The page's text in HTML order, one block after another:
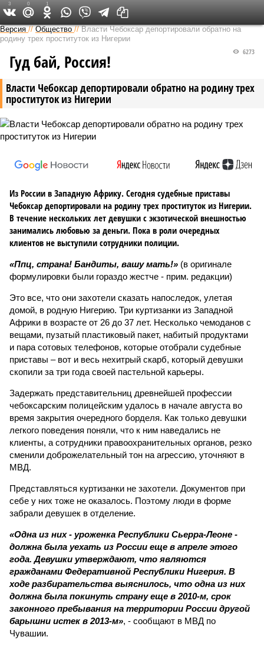
Версия в Чувашии
Версия //Общество //Власти Чебоксар депортировали обратно на
родину трех проституток из Нигерии
Власти Чебоксар депортировали обратно на родину трех
проституток из Нигерии
6273
Гуд бай, Россия!
Из России в Западную Африку. Сегодня судебные приставы
Чебоксар депортировали на родину трех проституток из Нигерии.
В течение нескольких лет девушки с экзотической внешностью
занимались любовью за деньги. Пока в роли очередных
клиентов не выступили сотрудники полиции.
«Ппц, страна! Бандиты, вашу мать!» (в оригинале
формулировки были гораздо жестче - прим. редакции)
Это все, что они захотели сказать напоследок, улетая
домой, в родную Нигерию. Три куртизанки из Западной
Африки в возрасте от 26 до 37 лет. Несколько чемоданов с
вещами, пузатый пластиковый пакет, набитый продуктами
и пара сотовых телефонов, которые отобрали судебные
приставы – вот и весь нехитрый скарб, который девушки
скопили за три года своей пастельной карьеры.
Задержать представительниц древнейшей профессии
чебоксарским полицейским удалось в начале августа во
время закрытия очередного борделя. Как только девушки
легкого поведения поняли, что к ним наведались не
клиенты, а сотрудники правоохранительных органов, резко
сменили доброжелательный тон на агрессию, уточняют в
МВД.
Представляться куртизанки не захотели. Документов при
себе у них тоже не оказалось. Поэтому люди в форме
забрали девушек в отделение.
«Одна из них - уроженка Республики Сьерра-Леоне -
должна была уехать из России еще в апреле этого
года. Девушки утверждают, что являются
гражданами Федеративной Республики Нигерия. В
ходе разбирательства выяснилось, что одна из них
должна была покинуть страну еще в 2010-м, срок
законного пребывания на территории России другой
барышни истек в 2013-м», - сообщают в МВД по
Чувашии.
3 0 1